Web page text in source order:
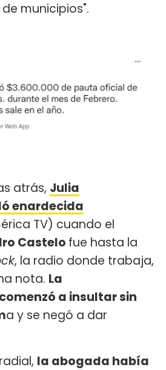
municipios".
atrás, Julia
enardecida
TV) cuando el
Castelo fue hasta la
, la radio donde trabaja,
nota. La
a insultar sin
a y se negó a dar
la abogada había